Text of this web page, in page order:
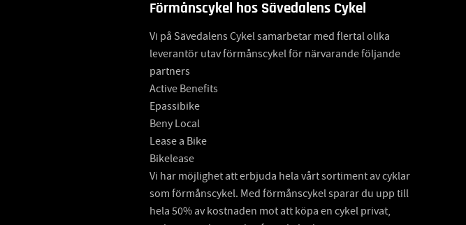
Förmånscykel hos Sävedalens Cykel
Vi på Sävedalens Cykel samarbetar med flertal olika
leverantör utav förmånscykel för närvarande följande
partners
Active Benefits
Epassibike
Beny Local
Lease a Bike
Bikelease
Vi har möjlighet att erbjuda hela vårt sortiment av cyklar
som förmånscykel. Med förmånscykel sparar du upp till
hela 50% av kostnaden mot att köpa en cykel privat,